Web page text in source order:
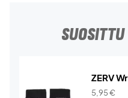
ZERV
5,95€